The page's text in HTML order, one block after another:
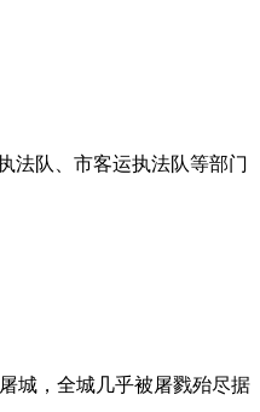
法队、市客运执法队等部门
城，全城几乎被屠戮殆尽据